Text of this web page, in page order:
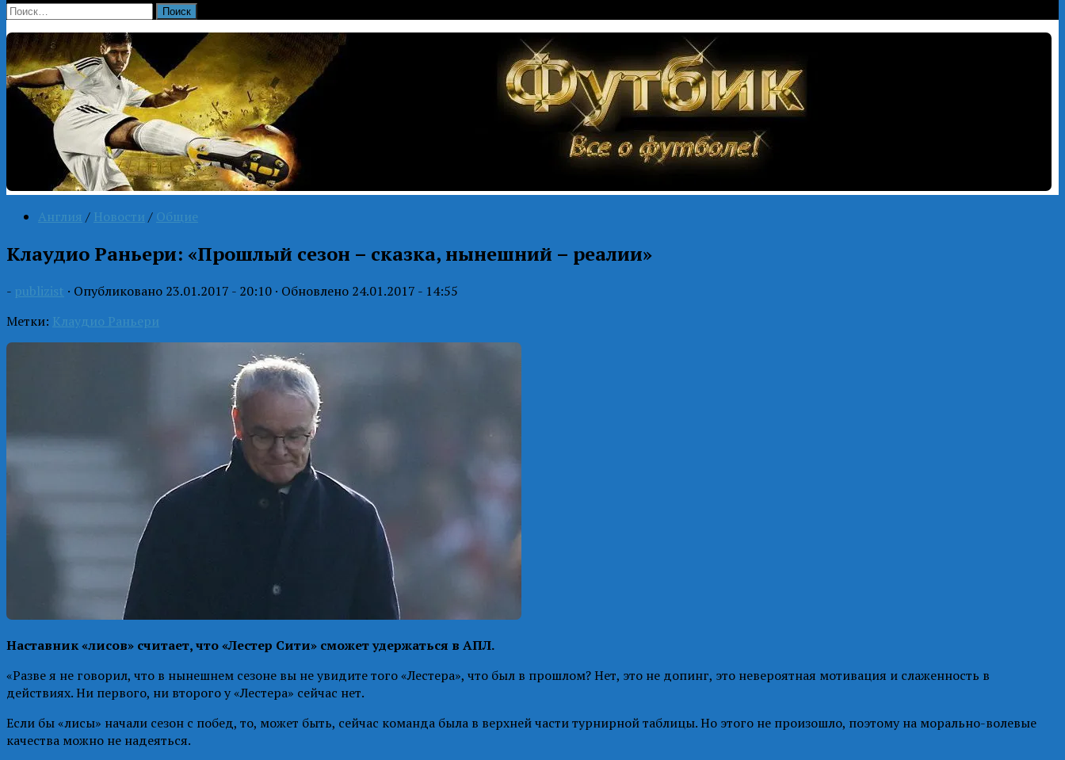
Найти:
Англия / Новости / Общие
Клаудио Раньери: «Прошлый сезон – сказка, нынешний – реалии»
- publizist · Опубликовано 23.01.2017 - 20:10 · Обновлено 24.01.2017 - 14:55
Метки: Клаудио Раньери
Наставник «лисов» считает, что «Лестер Сити» сможет удержаться в АПЛ.
«Разве я не говорил, что в нынешнем сезоне вы не увидите того «Лестера», что был в прошлом? Нет, это не допинг, это невероятная мотивация и слаженность в
действиях. Ни первого, ни второго у «Лестера» сейчас нет.
Если бы «лисы» начали сезон с побед, то, может быть, сейчас команда была в верхней части турнирной таблицы. Но этого не произошло, поэтому на морально-волевые
качества можно не надеяться.